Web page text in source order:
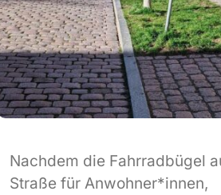
Nachdem die Fahrradbügel
Straße für Anwohner*innen,